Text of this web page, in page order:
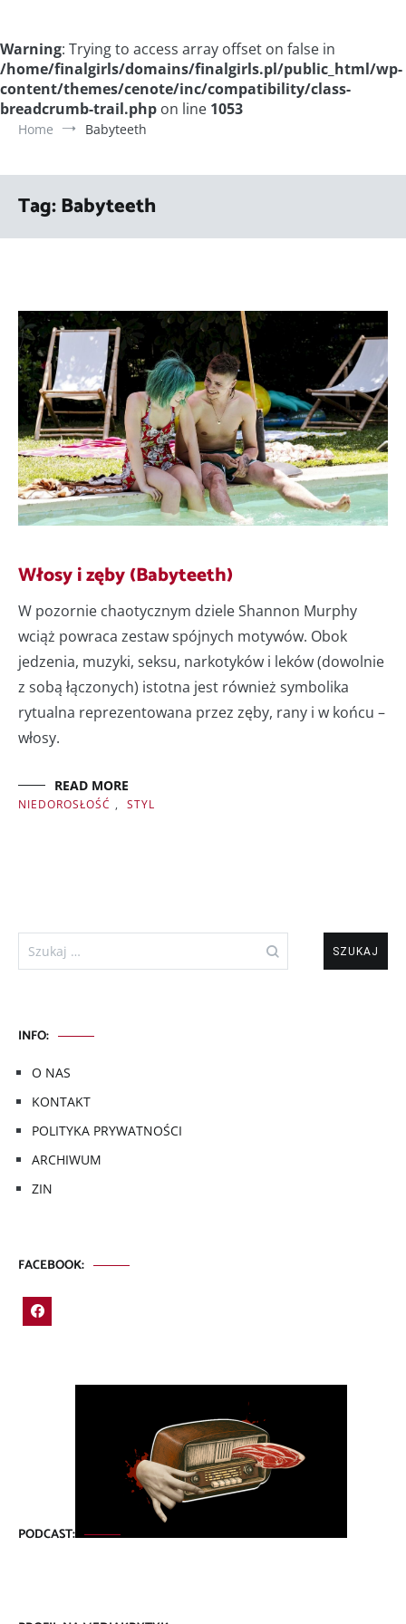
Warning: Trying to access array offset on false in
/home/finalgirls/domains/finalgirls.pl/public_html/wp-
content/themes/cenote/inc/compatibility/class-
breadcrumb-trail.php on line 1053
Home Babyteeth
Tag:Babyteeth
Włosy i zęby (Babyteeth)
W pozornie chaotycznym dziele Shannon Murphy
wciąż powraca zestaw spójnych motywów. Obok
jedzenia, muzyki, seksu, narkotyków i leków (dowolnie
z sobą łączonych) istotna jest również symbolika
rytualna reprezentowana przez zęby, rany i w końcu –
włosy.
READ MORE
NIEDOROSŁOŚĆ , STYL
Szukaj:
INFO:
O NAS
KONTAKT
POLITYKA PRYWATNOŚCI
ARCHIWUM
ZIN
FACEBOOK:
PODCAST: